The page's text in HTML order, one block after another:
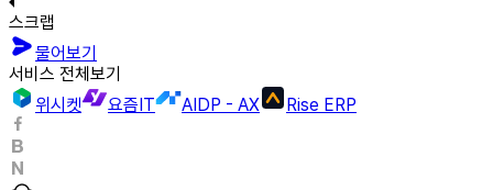
스크랩
물어보기
서비스 전체보기
위시켓
요즘IT AIDP - AX Rise ERP